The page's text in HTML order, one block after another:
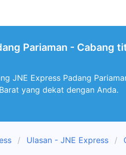
Pariaman - Cabang
JNE Express Padang
yang dekat dengan Anda.
Ulasan - JNE Express